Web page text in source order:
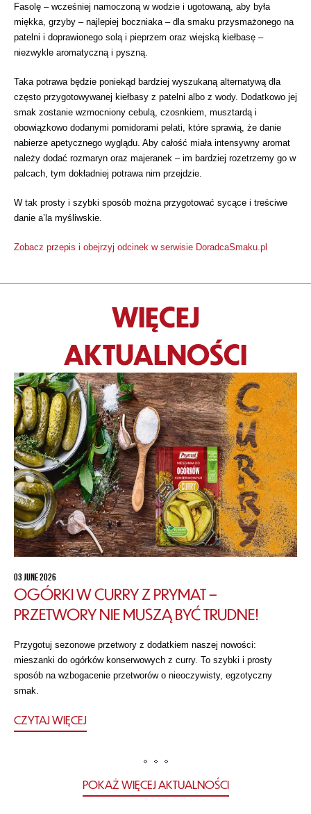
Fasolę – wcześniej namoczoną w wodzie i ugotowaną, aby była
miękka, grzyby – najlepiej boczniaka – dla smaku przysmażonego na
patelni i doprawionego solą i pieprzem oraz wiejską kiełbasę –
niezwykle aromatyczną i pyszną.
Taka potrawa będzie poniekąd bardziej wyszukaną alternatywą dla
często przygotowywanej kiełbasy z patelni albo z wody. Dodatkowo jej
smak zostanie wzmocniony cebulą, czosnkiem, musztardą i
obowiązkowo dodanymi pomidorami pelati, które sprawią, że danie
nabierze apetycznego wyglądu. Aby całość miała intensywny aromat
należy dodać rozmaryn oraz majeranek – im bardziej rozetrzemy go w
palcach, tym dokładniej potrawa nim przejdzie.
W tak prosty i szybki sposób można przygotować sycące i treściwe
danie a’la myśliwskie.
Zobacz przepis i obejrzyj odcinek w serwisie DoradcaSmaku.pl
WIĘCEJ
AKTUALNOŚCI
03 JUNE 2026
OGÓRKI W CURRY Z PRYMAT –
PRZETWORY NIE MUSZĄ BYĆ TRUDNE!
Przygotuj sezonowe przetwory z dodatkiem naszej nowości:
mieszanki do ogórków konserwowych z curry. To szybki i prosty
sposób na wzbogacenie przetworów o nieoczywisty, egzotyczny
smak.
CZYTAJ WIĘCEJ
POKAŻ WIĘCEJ AKTUALNOŚCI